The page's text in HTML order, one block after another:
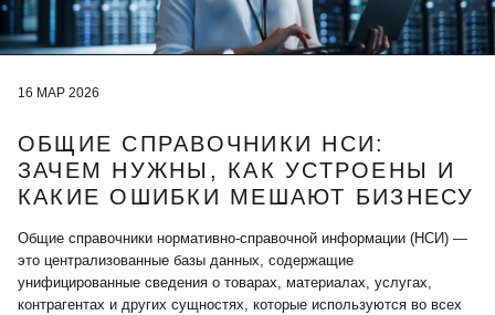
16 МАР 2026
ОБЩИЕ СПРАВОЧНИКИ НСИ:
ЗАЧЕМ НУЖНЫ, КАК УСТРОЕНЫ И
КАКИЕ ОШИБКИ МЕШАЮТ БИЗНЕСУ
Общие справочники нормативно-справочной информации (НСИ) —
это централизованные базы данных, содержащие
унифицированные сведения о товарах, материалах, услугах,
контрагентах и других сущностях, которые используются во всех